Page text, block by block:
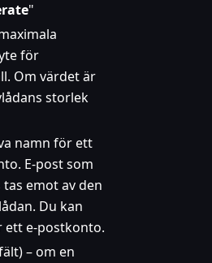
"
för
Om värdet är
storlek
namn för ett
E-post som
emot av den
Du kan
ett e-postkonto.
– om en